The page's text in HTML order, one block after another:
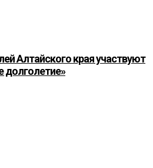
Алтайского края участвуют
долголетие»